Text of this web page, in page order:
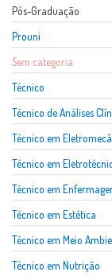
Pós-Graduação
Prouni
Sem categoria
Técnico
Técnico de Análises
Técnico em
Técnico em
Técnico em
Técnico em Estética
Técnico em Meio
Técnico em Nutrição